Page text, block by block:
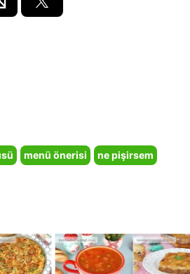
menü önerisi
ne pişirsem